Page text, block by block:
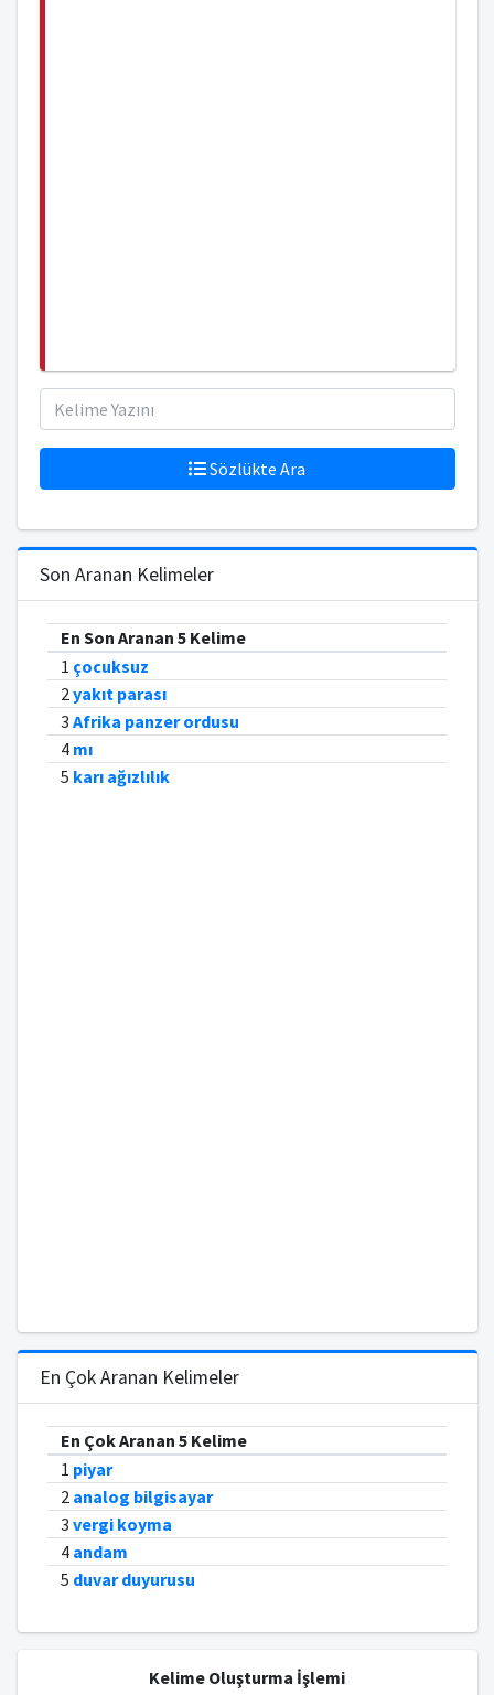
Sözlükte Ara
Son Aranan Kelimeler
En Son Aranan 5 Kelime
1 çocuksuz
2yakıt parası
3 Afrika panzer ordusu
4 mı
5 karı ağızlılık
En Çok Aranan Kelimeler
En Çok Aranan 5 Kelime
1 piyar
2 analog bilgisayar
3 vergi koyma
4 andam
5 duvar duyurusu
Kelime Oluşturma İşlemi